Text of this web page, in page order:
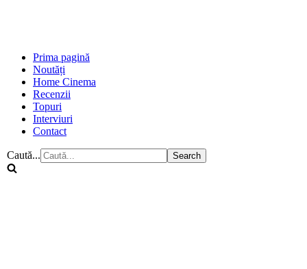
Prima pagină
Noutăți
Home Cinema
Recenzii
Topuri
Interviuri
Contact
Caută...